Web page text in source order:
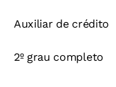
Auxiliar de crédito
2º grau completo